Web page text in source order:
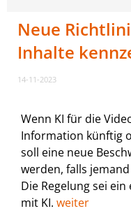
Neue
Inhalte
14-11-2023
Wenn KI für die
Information künftig
soll eine neue
werden, falls
Die Regelung sei
mit KI. weiter